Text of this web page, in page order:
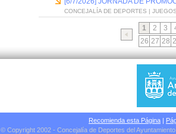
CONCEJALÍA DE DEPORTES |
1 2 3
26 27 28
Recomienda esta Página |
© Copyright 2002 - Concejalía de Deportes del